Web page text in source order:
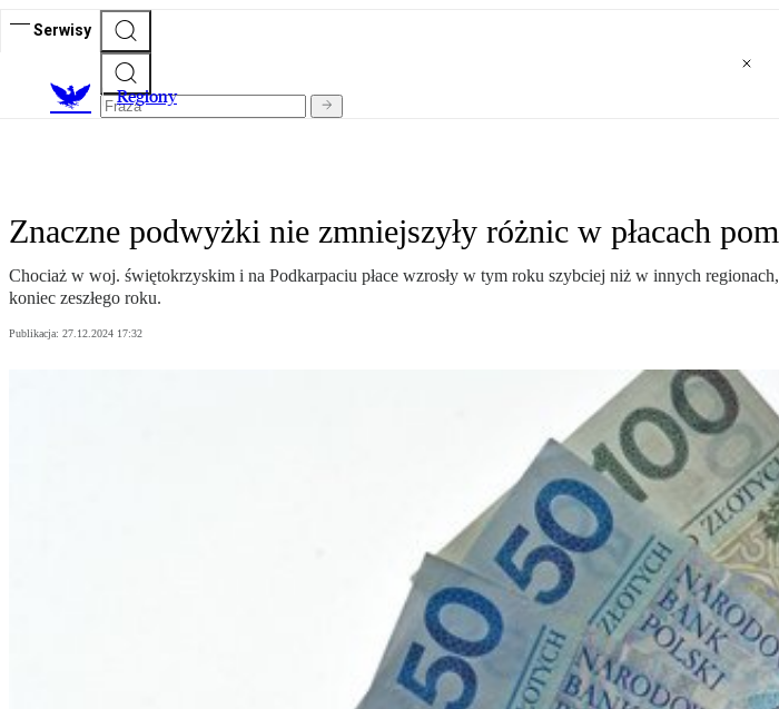
Serwisy
Regiony
Znaczne podwyżki nie zmniejszyły różnic w płacach
Chociaż w woj. świętokrzyskim i na Podkarpaciu płace wzrosły w tym roku szybciej niż w innych
koniec zeszłego roku.
Publikacja: 27.12.2024 17:32